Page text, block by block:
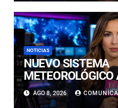
NOTICIAS
NUEVO SISTEMA
LLUVIAS, NIEVE Y
ELÉCTRICAS EN
AGO 8, 2026